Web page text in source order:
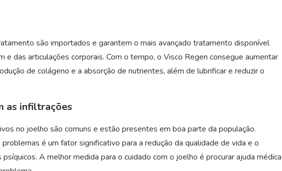
são importados e garantem o mais avançado tratamento disponível
e das articulações corporais. Com o tempo, o Visco Regen consegue aumentar
de colágeno e a absorção de nutrientes, além de lubrificar e reduzir o
as infiltrações
no joelho são comuns e estão presentes em boa parte da população.
é um fator significativo para a redução da qualidade de vida e o
A melhor medida para o cuidado com o joelho é procurar ajuda médica